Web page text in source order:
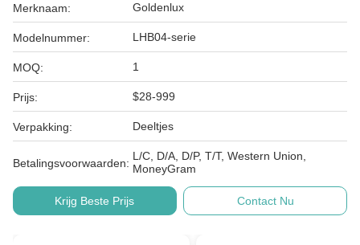
Merknaam: Goldenlux
Modelnummer: LHB04-serie
MOQ: 1
Prijs: $28-999
Verpakking: Deeltjes
Betalingsvoorwaarden:
L/C, D/A, D/P, T/T, Western Union,
MoneyGram
Krijg Beste Prijs Contact Nu